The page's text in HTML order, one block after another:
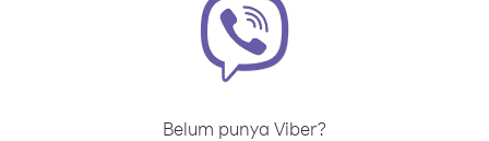
Belum punya Viber?